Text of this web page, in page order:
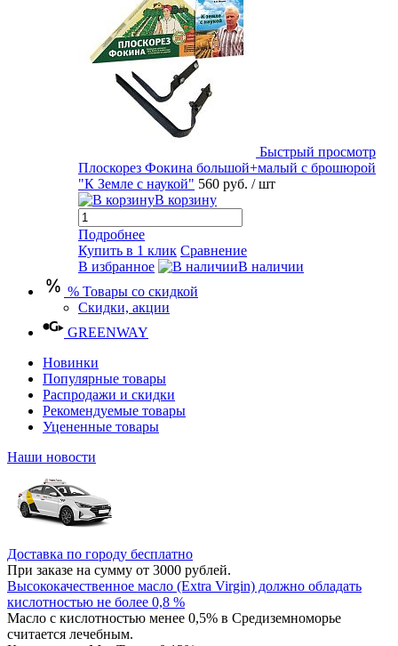
Быстрый просмотр
Плоскорез Фокина большой+малый с брошюрой
"К Земле с наукой" 560 руб. / шт
В корзину
Подробнее
Купить в 1 клик Сравнение
В избранное
В наличии
% Товары со скидкой
Скидки, акции
GREENWAY
Новинки
Популярные товары
Распродажи и скидки
Рекомендуемые товары
Уцененные товары
Наши новости
Доставка по городу бесплатно
При заказе на сумму от 3000 рублей.
Высококачественное масло (Extra Virgin) должно обладать
кислотностью не более 0,8 %
Масло с кислотностью менее 0,5% в Средиземноморье
считается лечебным.